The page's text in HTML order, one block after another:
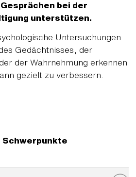
bei der
unterstützen.
Untersuchungen
Gedächtnisses, der
der Wahrnehmung erkennen
gezielt zu verbessern.
Schwerpunkte